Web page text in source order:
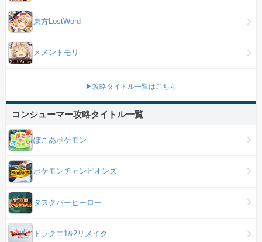
東方LostWord
メメントモリ
▶攻略タイトル一覧はこちら
コンシューマー攻略タイトル一覧
ぽこあポケモン
ポケモンチャンピオンズ
タスクバーヒーロー
ドラクエ1&2リメイク